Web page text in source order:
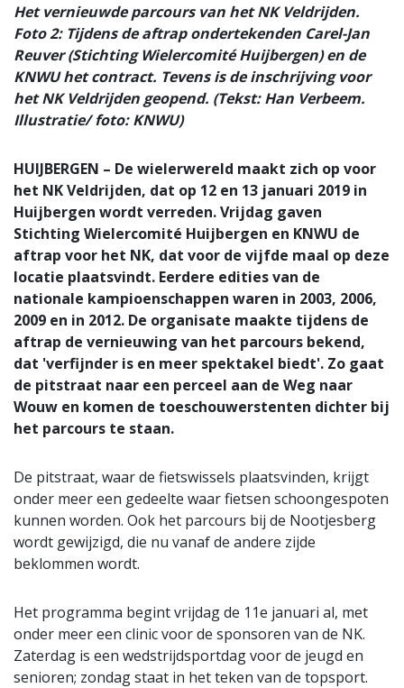
Het vernieuwde parcours van het NK Veldrijden.
Foto 2: Tijdens de aftrap ondertekenden Carel-Jan
Reuver (Stichting Wielercomité Huijbergen) en de
KNWU het contract. Tevens is de inschrijving voor
het NK Veldrijden geopend. (Tekst: Han Verbeem.
Illustratie/ foto: KNWU)
HUIJBERGEN – De wielerwereld maakt zich op voor
het NK Veldrijden, dat op 12 en 13 januari 2019 in
Huijbergen wordt verreden. Vrijdag gaven
Stichting Wielercomité Huijbergen en KNWU de
aftrap voor het NK, dat voor de vijfde maal op deze
locatie plaatsvindt. Eerdere edities van de
nationale kampioenschappen waren in 2003, 2006,
2009 en in 2012. De organisate maakte tijdens de
aftrap de vernieuwing van het parcours bekend,
dat 'verfijnder is en meer spektakel biedt'. Zo gaat
de pitstraat naar een perceel aan de Weg naar
Wouw en komen de toeschouwerstenten dichter bij
het parcours te staan.
De pitstraat, waar de fietswissels plaatsvinden, krijgt
onder meer een gedeelte waar fietsen schoongespoten
kunnen worden. Ook het parcours bij de Nootjesberg
wordt gewijzigd, die nu vanaf de andere zijde
beklommen wordt.
Het programma begint vrijdag de 11e januari al, met
onder meer een clinic voor de sponsoren van de NK.
Zaterdag is een wedstrijdsportdag voor de jeugd en
senioren; zondag staat in het teken van de topsport.